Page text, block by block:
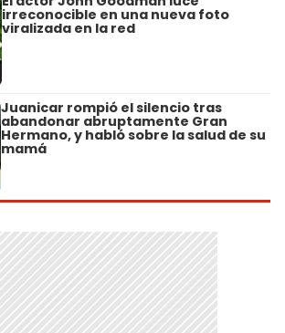
irreconocible en una nueva foto
viralizada en la red
Juanicar rompió el silencio tras
abandonar abruptamente Gran
Hermano, y habló sobre la salud de su
mamá